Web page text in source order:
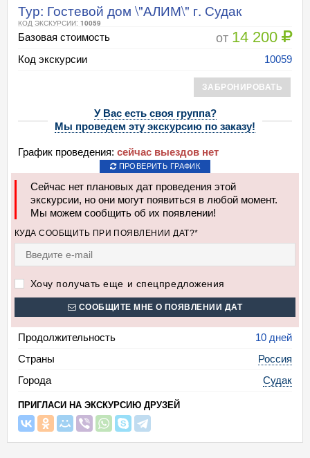
Тур: Гостевой дом \"АЛИМ\" г. Судак
КОД ЭКСКУРСИИ: 10059
Базовая стоимость от 14 200
Код экскурсии 10059
ЗАБРОНИРОВАТЬ
У Вас есть своя группа?
Мы проведем эту экскурсию по заказу!
График проведения: сейчас выездов нет
ПРОВЕРИТЬ ГРАФИК
Сейчас нет плановых дат проведения этой
экскурсии, но они могут появиться в любой момент.
Мы можем сообщить об их появлении!
КУДА СООБЩИТЬ ПРИ ПОЯВЛЕНИИ ДАТ?*
Хочу получать еще и спецпредложения
СООБЩИТЕ МНЕ О ПОЯВЛЕНИИ ДАТ
Продолжительность
10 дней
Страны
Россия
Города
Судак
ПРИГЛАСИ НА ЭКСКУРСИЮ ДРУЗЕЙ